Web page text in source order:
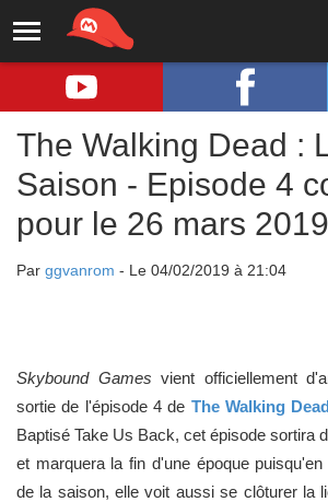
The Walking Dead :
Saison - Episode 4
pour le 26 mars 2019
Par ggvanrom - Le 04/02/2019 à 21:04
Skybound Games vient officiellement
sortie de l'épisode 4 de The Walking
Baptisé Take Us Back, cet épisode sortira
et marquera la fin d'une époque
de la saison, elle voit aussi se clôturer la